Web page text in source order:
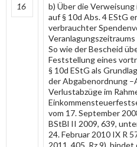
16
b) Über die Verweisung
auf § 10d Abs. 4 EStG
verbrauchter
So wie der Bescheid
Feststellung eines
§ 10d EStG als
der Abgabenordnung
Verlustabzüge im
vom 17. September
BStBl II 2009, 639,
24. Februar 2010 IX R
2011, 405, Rz 9),